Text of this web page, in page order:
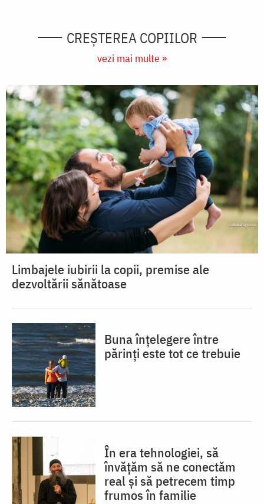
CREŞTEREA COPIILOR
vezi mai multe »
Limbajele iubirii la copii, premise ale
dezvoltării sănătoase
Buna înțelegere între
părinți este tot ce trebuie
În era tehnologiei, să
învățăm să ne conectăm
real și să petrecem timp
frumos în familie